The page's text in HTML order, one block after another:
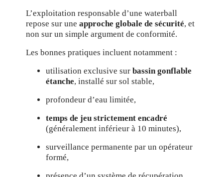
L’exploitation responsable d’une waterball
repose sur uneapproche globale de sécurité, et
non sur un simple argument de conformité.
Les bonnes pratiques incluent notamment :
utilisation exclusive surbassin gonflable
étanche, installé sur sol stable,
profondeur d’eau limitée,
temps de jeu strictement encadré
(généralement inférieur à 10 minutes),
surveillance permanente par un opérateur
formé,